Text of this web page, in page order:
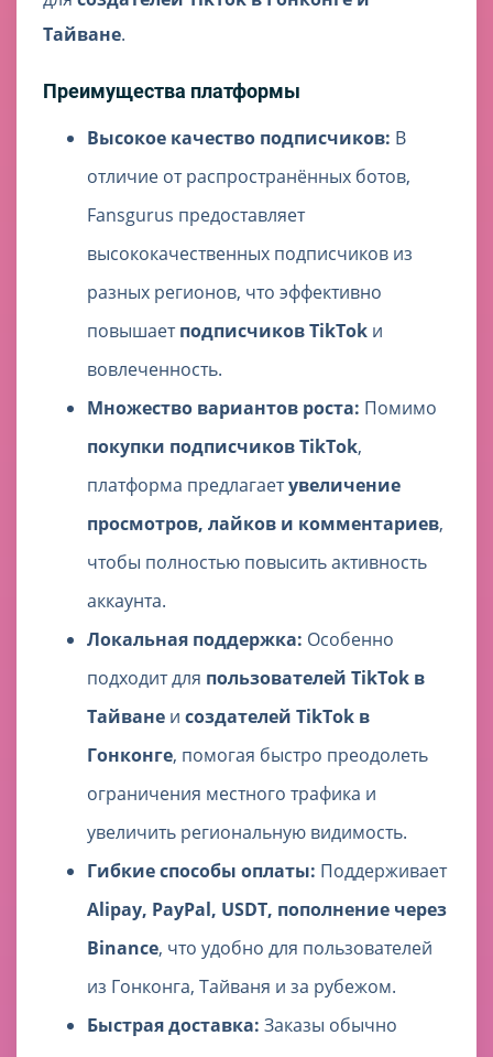
Тайване.
Преимущества платформы
Высокое качество подписчиков: В
отличие от распространённых ботов,
Fansgurus предоставляет
высококачественных подписчиков из
разных регионов, что эффективно
повышаетподписчиков TikTok и
вовлеченность.
Множество вариантов роста: Помимо
покупки подписчиков TikTok,
платформа предлагаетувеличение
просмотров, лайков и комментариев,
чтобы полностью повысить активность
аккаунта.
Локальная поддержка: Особенно
подходит для пользователей TikTok в
Тайване и создателей TikTok в
Гонконге, помогая быстро преодолеть
ограничения местного трафика и
увеличить региональную видимость.
Гибкие способы оплаты: Поддерживает
Alipay, PayPal, USDT, пополнение через
Binance, что удобно для пользователей
из Гонконга, Тайваня и за рубежом.
Быстрая доставка: Заказы обычно